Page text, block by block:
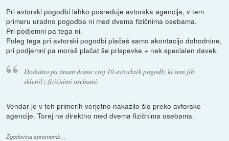
Pri avtorski pogodbi lahko posreduje avtorska agencija, v tem
primeru uradno pogodba ni med dvema fizičnima osebama.
Pri podjemni pa tega ni.
Poleg tega pri avtorski pogodbi plačaš samo akontacijo dohodnine,
pri podjemni pa moraš plačat še prispevke + nek specialen davek.
Dodatno pa imam doma vsaj 10 avtorksih pogodb, ki sem jih
sklenil z fizičnimi osebami.
Vendar je v teh primerih verjetno nakazilo šlo preko avtorske
agencije. Torej ne direktno med dvema fizičnima osebama.
Zgodovina sprememb…